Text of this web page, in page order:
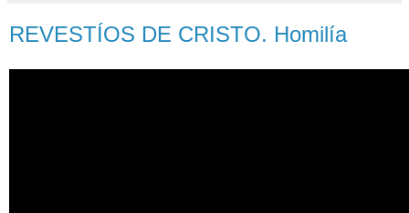
REVESTÍOS DE CRISTO. Homilía